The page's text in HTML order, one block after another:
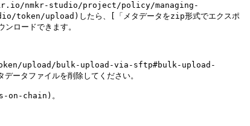
nmkr-studio/project/policy/managing-
upload)したら、[「メタデータをzip形式でエクスポ
ードできます。
token/upload/bulk-upload-via-sftp#bulk-upload-
ータファイルを削除してください。
on-chain)。